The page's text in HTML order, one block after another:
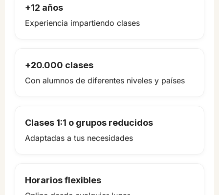
+12 años
Experiencia impartiendo clases
+20.000 clases
Con alumnos de diferentes niveles y países
Clases 1:1 o grupos reducidos
Adaptadas a tus necesidades
Horarios flexibles